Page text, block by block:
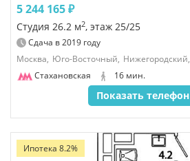
5 244 165 ₽
Студия 26.2 м2, этаж 25/25
Сдача в2019 году
Москва, Юго-Восточный, Нижегородский,
Стахановская
16 мин.
Показать телефон
Ипотека 8.2%